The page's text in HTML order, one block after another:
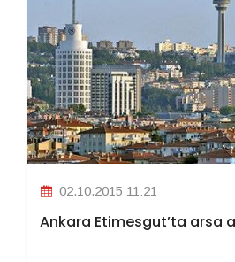
02.10.2015 11:21
Ankara Etimesgut’ta arsa